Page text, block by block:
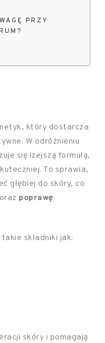
PRZY
który dostarcza
W odróżnieniu
się lżejszą formułą,
To sprawia,
głębiej do skóry, co
oraz poprawę
składniki jak:
skóry i pomagają